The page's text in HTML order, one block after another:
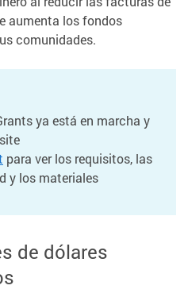
aumenta los fondos
comunidades.
ya está en marcha y
para ver los requisitos, las
y los materiales
de dólares